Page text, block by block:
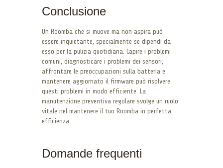
Conclusione
Un Roomba che si muove ma non aspira può
essere inquietante, specialmente se dipendi da
esso per la pulizia quotidiana. Capire i problemi
comuni, diagnosticare i problemi dei sensori,
affrontare le preoccupazioni sulla batteria e
mantenere aggiornato il firmware può risolvere
questi problemi in modo efficiente. La
manutenzione preventiva regolare svolge un ruolo
vitale nel mantenere il tuo Roomba in perfetta
efficienza.
Domande frequenti